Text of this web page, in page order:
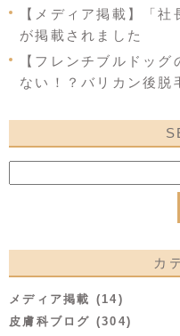
【メディア掲載】「
が掲載されました
【フレンチブルドッ
ない！？バリカン後脱
カ
メディア掲載 (14)
皮膚科ブログ (304)